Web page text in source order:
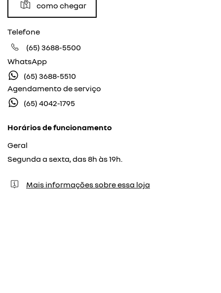
como chegar
Telefone
(65) 3688-5500
WhatsApp
(65) 3688-5510
Agendamento de serviço
(65) 4042-1795
Horários de funcionamento
Geral
Segunda a sexta, das 8h às 19h.
Mais informações sobre essa loja